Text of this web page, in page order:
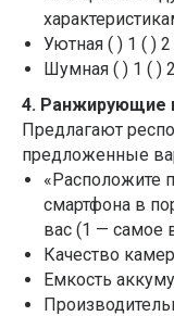
Уютная ( ) 1 ( )
Шумная ( ) 1 ( )
4. Ранжирующие
Предлагают
предложенные
«Расположите
смартфона в
вас (1 — самое
Качество
Емкость